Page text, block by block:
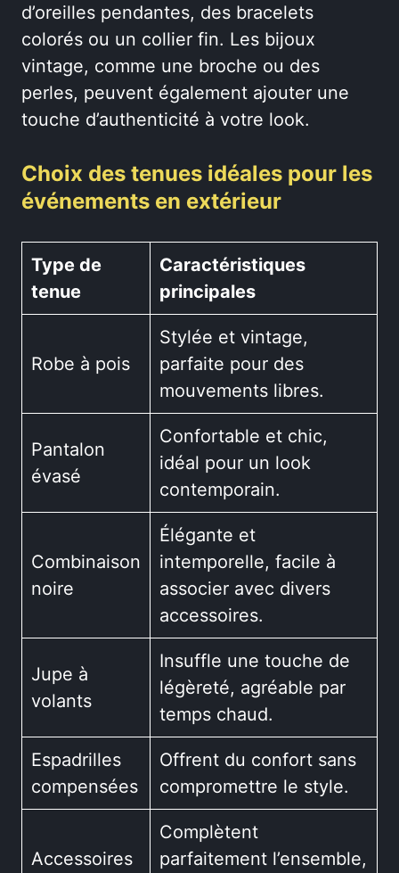
d’oreilles pendantes, des bracelets
colorés ou un collier fin. Les bijoux
vintage, comme une broche ou des
perles, peuvent également ajouter une
touche d’authenticité à votre look.
Choix des tenues idéales pour les
événements en extérieur
Type de
tenue
Caractéristiques
principales
Robe à pois
Stylée et vintage,
parfaite pour des
mouvements libres.
Pantalon
évasé
Confortable et chic,
idéal pour un look
contemporain.
Combinaison
noire
Élégante et
intemporelle, facile à
associer avec divers
accessoires.
Jupe à
volants
Insuffle une touche de
légèreté, agréable par
temps chaud.
Espadrilles
compensées
Offrent du confort sans
compromettre le style.
Accessoires
Complètent
parfaitement l’ensemble,